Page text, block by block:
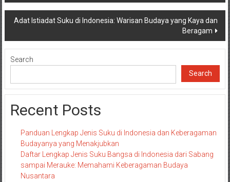
Adat Istiadat Suku di Indonesia: Warisan Budaya yang Kaya dan
Beragam
Search
Search
Recent Posts
Panduan Lengkap Jenis Suku di Indonesia dan Keberagaman
Budayanya yang Menakjubkan
Daftar Lengkap Jenis Suku Bangsa di Indonesia dari Sabang
sampai Merauke: Memahami Keberagaman Budaya
Nusantara